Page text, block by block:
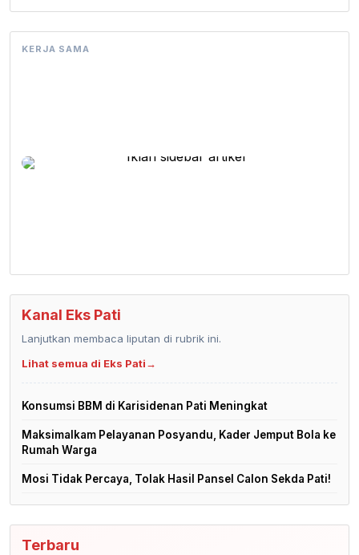
KERJA SAMA
Kanal Eks Pati
Lanjutkan membaca liputan di rubrik ini.
Lihat semua di Eks Pati→
Konsumsi BBM di Karisidenan Pati Meningkat
Maksimalkam Pelayanan Posyandu, Kader Jemput Bola ke
Rumah Warga
Mosi Tidak Percaya, Tolak Hasil Pansel Calon Sekda Pati!
Terbaru